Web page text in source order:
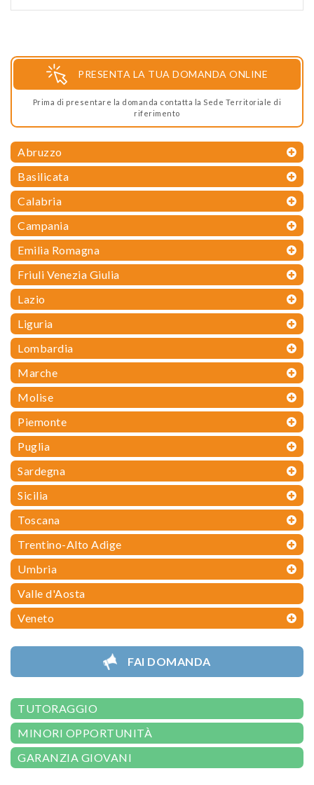
PRESENTA LA TUA DOMANDA ONLINE
Prima di presentare la domanda contatta la Sede Territoriale di
riferimento
Abruzzo
Basilicata
Calabria
Campania
Emilia Romagna
Friuli Venezia Giulia
Lazio
Liguria
Lombardia
Marche
Molise
Piemonte
Puglia
Sardegna
Sicilia
Toscana
Trentino-Alto Adige
Umbria
Valle d'Aosta
Veneto
FAI DOMANDA
TUTORAGGIO
MINORI OPPORTUNITÀ
GARANZIA GIOVANI